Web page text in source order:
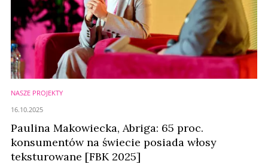
NASZE PROJEKTY
Paulina Makowiecka, Abriga: 65 proc.
konsumentów na świecie posiada włosy
teksturowane [FBK 2025]
16.10.2025